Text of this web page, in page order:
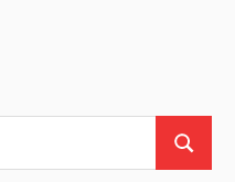
Suchen